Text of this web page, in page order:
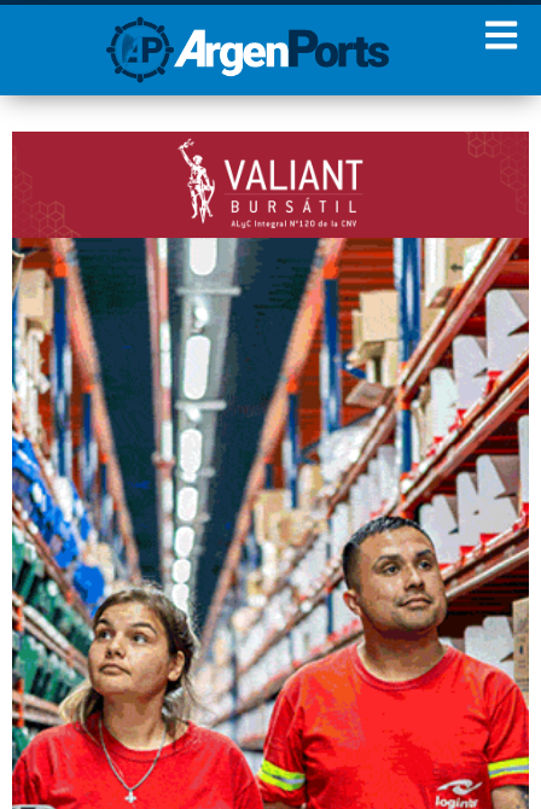
¡Sumate a nuestro
Newsletter!
Nombre Apellidos
Email
Estoy de acuerdo con las
condiciones y políticas de
privacidad.